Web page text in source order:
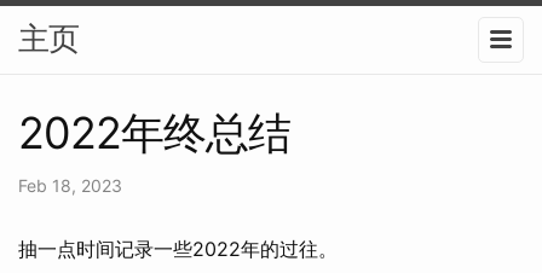
主页
2022年终总结
Feb 18, 2023
抽一点时间记录一些2022年的过往。